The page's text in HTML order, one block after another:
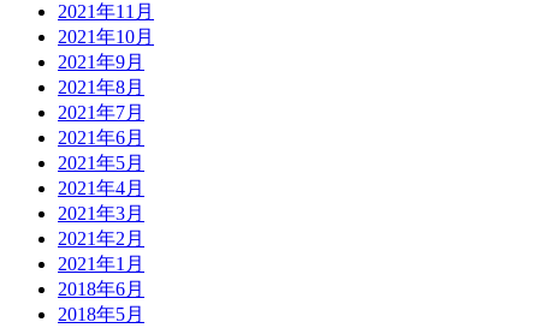
2021年11月
2021年10月
2021年9月
2021年8月
2021年7月
2021年6月
2021年5月
2021年4月
2021年3月
2021年2月
2021年1月
2018年6月
2018年5月